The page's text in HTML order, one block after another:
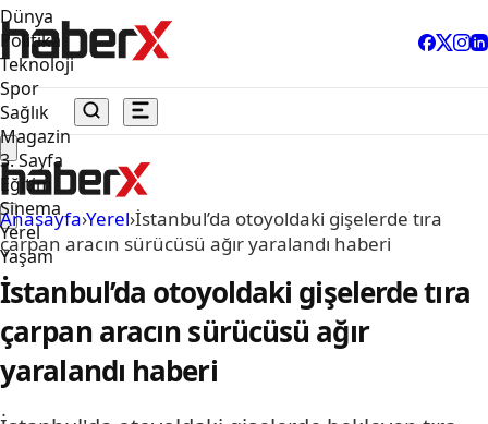
Dünya
Politika
Teknoloji
Spor
Sağlık
Magazin
3. Sayfa
Eğitim
Sinema
Yerel
Yaşam
Anasayfa›Yerel›İstanbul’da otoyoldaki gişelerde tıra
çarpan aracın sürücüsü ağır yaralandı haberi
İstanbul’da otoyoldaki gişelerde tıra
çarpan aracın sürücüsü ağır
yaralandı haberi